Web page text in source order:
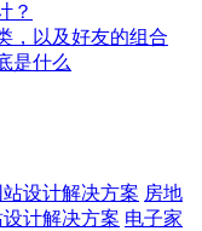
？
，以及好友的组合
是什么
设计解决方案 房地
计解决方案 电子家